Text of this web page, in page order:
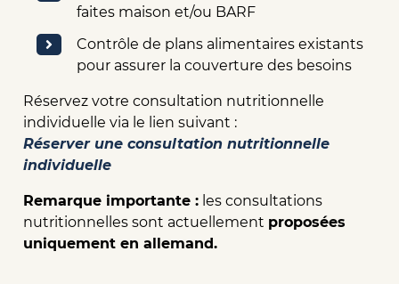
faites maison et/ou BARF
Contrôle de plans alimentaires existants
pour assurer la couverture des besoins
Réservez votre consultation nutritionnelle
individuelle via le lien suivant :
Réserver une consultation nutritionnelle
individuelle
Remarque importante : les consultations
nutritionnelles sont actuellement proposées
uniquement en allemand.